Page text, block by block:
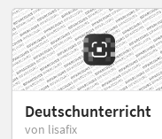
Deutschunterricht
von lisafix